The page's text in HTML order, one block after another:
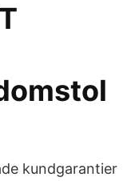
kundgarantier